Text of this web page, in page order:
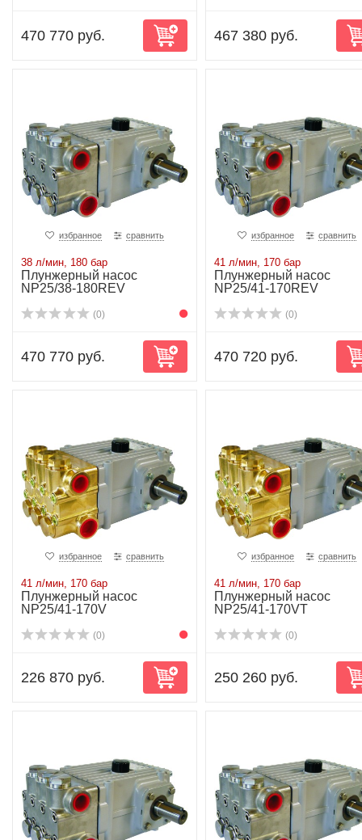
470 770 руб. 467 380 руб.
избранное сравнить
38 л/мин, 180 бар
Плунжерный насос
NP25/38-180REV
(0)
470 770 руб.
избранное сравнить
41 л/мин, 170 бар
Плунжерный насос
NP25/41-170REV
(0)
470 720 руб.
избранное сравнить
41 л/мин, 170 бар
Плунжерный насос
NP25/41-170V
(0)
226 870 руб.
избранное сравнить
41 л/мин, 170 бар
Плунжерный насос
NP25/41-170VT
(0)
250 260 руб.